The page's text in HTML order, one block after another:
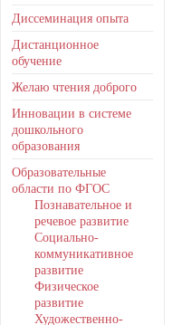
Диссеминация опыта
Дистанционное
обучение
Желаю чтения доброго
Инновации в системе
дошкольного
образования
Образовательные
области по ФГОС
Познавательное и
речевое развитие
Социально-
коммуникативное
развитие
Физическое
развитие
Художественно-